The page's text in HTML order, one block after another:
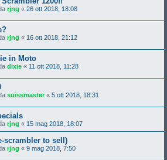
rjng « 26 ott 2018, 18:08
rjng « 16 ott 2018, 21:12
in Moto
dixie « 11 ott 2018, 11:28
suissmaster« 5 ott 2018, 18:31
rjng « 15 mag 2018, 18:07
scrambler to sell)
rjng « 9 mag 2018, 7:50